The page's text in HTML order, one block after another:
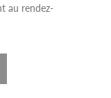
au rendez-